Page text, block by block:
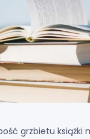
grzbietu książki